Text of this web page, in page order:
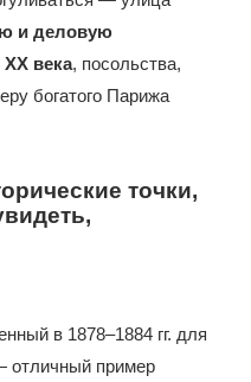
и деловую
XX века, посольства,
богатого Парижа
точки,
в 1878–1884 гг. для
отличный пример